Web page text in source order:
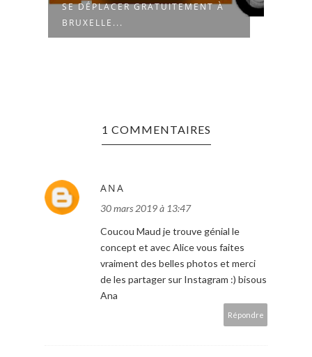
SE DÉPLACER GRATUITEMENT À
BRUXELLE...
1 COMMENTAIRES
ANA
30 mars 2019 à 13:47
Coucou Maud je trouve génial le
concept et avec Alice vous faites
vraiment des belles photos et merci
de les partager sur Instagram :) bisous
Ana
Répondre